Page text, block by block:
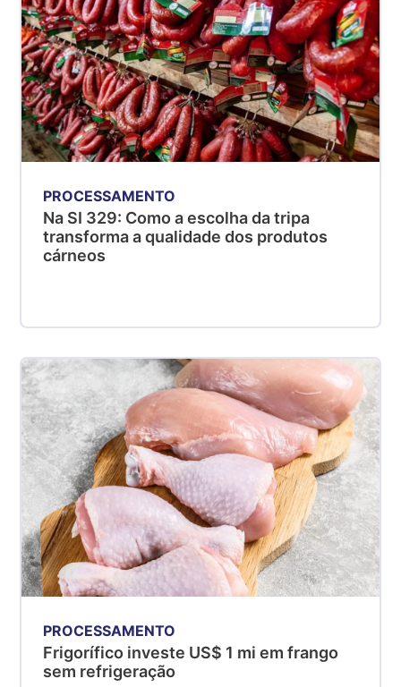
PROCESSAMENTO
Na SI 329: Como a escolha da tripa
transforma a qualidade dos produtos
cárneos
PROCESSAMENTO
Frigorífico investe US$ 1 mi em frango
sem refrigeração